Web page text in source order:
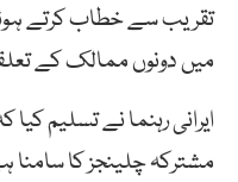
تقریب سے خطاب کرتے
میں دونوں ممالک کے
ایرانی رہنما نے تسلیم کیا
مشترکہ چلینجز کا